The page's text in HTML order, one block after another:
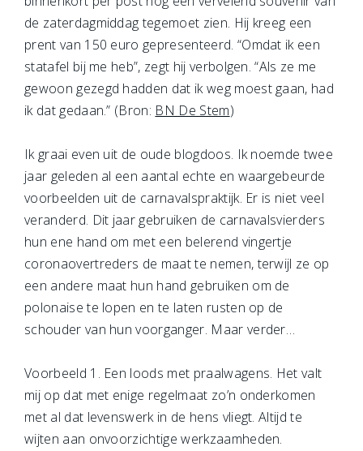
de zaterdagmiddag tegemoet zien. Hij kreeg een
prent van 150 euro gepresenteerd. “Omdat ik een
statafel bij me heb”, zegt hij verbolgen. “Als ze me
gewoon gezegd hadden dat ik weg moest gaan, had
ik dat gedaan.” (Bron: BN De Stem)
Ik graai even uit de oude blogdoos. Ik noemde twee
jaar geleden al een aantal echte en waargebeurde
voorbeelden uit de carnavalspraktijk. Er is niet veel
veranderd. Dit jaar gebruiken de carnavalsvierders
hun ene hand om met een belerend vingertje
coronaovertreders de maat te nemen, terwijl ze op
een andere maat hun hand gebruiken om de
polonaise te lopen en te laten rusten op de
schouder van hun voorganger. Maar verder…
Voorbeeld 1. Een loods met praalwagens. Het valt
mij op dat met enige regelmaat zo’n onderkomen
met al dat levenswerk in de hens vliegt. Altijd te
wijten aan onvoorzichtige werkzaamheden.